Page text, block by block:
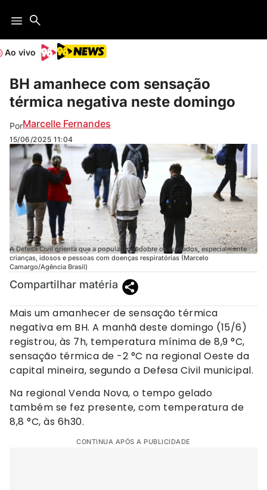
Ao vivo
BH amanhece com sensação
térmica negativa neste domingo
PorMarcelle Fernandes
15/06/2025 11:04
A Defesa Civil orienta que a população redobre os cuidados, especialmente
crianças, idosos e pessoas com doenças respiratórias (Marcelo
Camargo/Agência Brasil)
Compartilhar matéria
Mais um amanhecer de sensação térmica
negativa em BH. A manhã deste domingo (15/6)
registrou, às 7h, temperatura mínima de 8,9 °C,
sensação térmica de -2 °C na regional Oeste da
capital mineira, segundo a Defesa Civil municipal.
Na regional Venda Nova, o tempo gelado
também se fez presente, com temperatura de
8,8 °C, às 6h30.
CONTINUA APÓS A PUBLICIDADE